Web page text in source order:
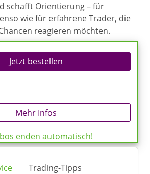
schafft Orientierung – für
wie für erfahrene Trader, die
reagieren möchten.
Jetzt bestellen
Mehr Infos
enden automatisch!
Trading-Tipps